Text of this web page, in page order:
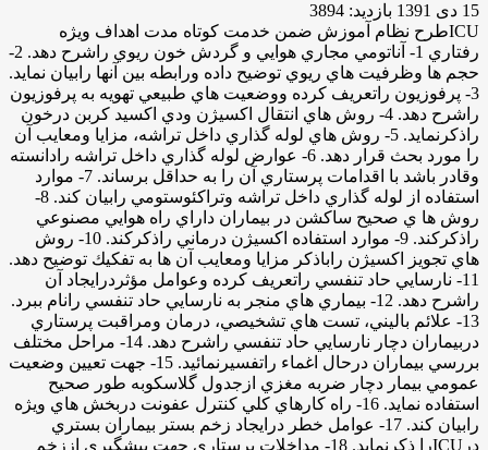
15 دی 1391
بازدید: 3894
ICUطرح نظام آموزش ضمن خدمت كوتاه مدت اهداف ويژه
رفتاري 1- آناتومي مجاري هوايي و گردش خون ريوي راشرح دهد. 2-
حجم ها وظرفيت هاي ريوي توضيح داده ورابطه بين ‌آنها رابيان نمايد.
3- پرفوزيون راتعريف كرده ووضعيت هاي طبيعي تهويه به پرفوزيون
راشرح دهد. 4- روش هاي انتقال اكسيژن ودي اكسيد كربن درخون
راذكرنمايد. 5- روش هاي لوله گذاري داخل تراشه، مزايا ومعايب آن
را مورد بحث قرار دهد. 6- عوارض لوله گذاري داخل تراشه رادانسته
وقادر باشد با اقدامات پرستاري آن را به حداقل برساند. 7- موارد
استفاده از لوله گذاري داخل تراشه وتراكئوستومي رابيان كند. 8-
روش ها ي صحيح ساكشن در بيماران داراي راه هوايي مصنوعي
راذكركند. 9- موارد استفاده اكسيژن درماني راذكركند. 10- روش
هاي تجويز اكسيژن راباذكر مزايا ومعايب آن ها به تفكيك توضيح دهد.
11- نارسايي حاد تنفسي راتعريف كرده وعوامل مؤثردرايجاد آن
راشرح دهد. 12- بيماري هاي منجر به نارسايي حاد تنفسي رانام ببرد.
13- علائم باليني، تست هاي تشخيصي، درمان ومراقبت پرستاري
دربيماران دچار نارسايي حاد تنفسي راشرح دهد. 14- مراحل مختلف
بررسي بيماران درحال اغماء راتفسيرنمائيد. 15- جهت تعيين وضعيت
عمومي بيمار دچار ضربه مغزي ازجدول گلاسكوبه طور صحيح
استفاده نمايد. 16- راه كارهاي كلي كنترل عفونت دربخش هاي ويژه
رابيان كند. 17- عوامل خطر درايجاد زخم بستر بيماران بستري
درICUرا ذكرنمايد. 18- مداخلات پرستاري جهت پيشگيري اززخم